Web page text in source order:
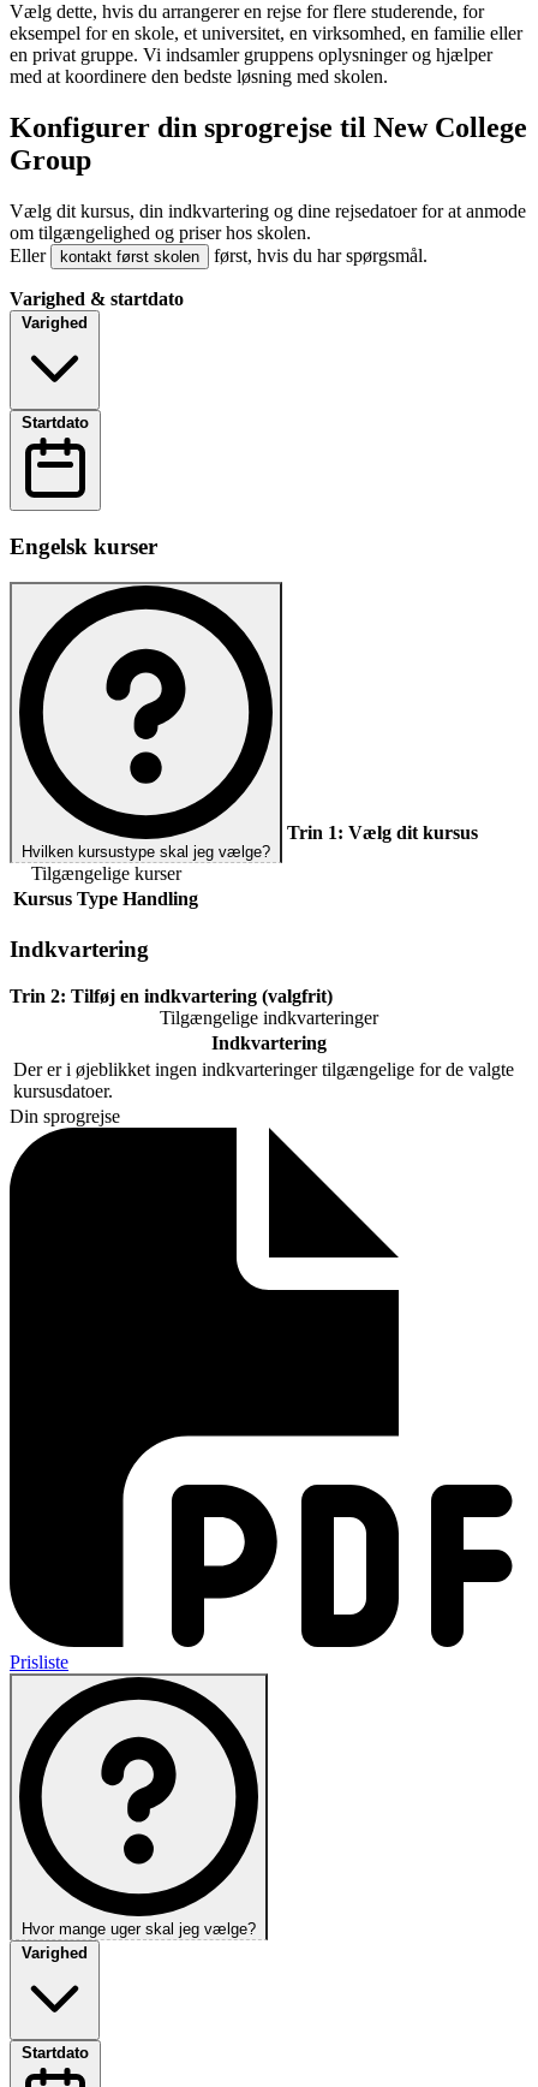
Vælg dette, hvis du arrangerer en rejse for flere studerende, for
eksempel for en skole, et universitet, en virksomhed, en familie eller
en privat gruppe. Vi indsamler gruppens oplysninger og hjælper
med at koordinere den bedste løsning med skolen.
Konfigurer din sprogrejse til New College
Group
Vælg dit kursus, din indkvartering og dine rejsedatoer for at anmode
om tilgængelighed og priser hos skolen.
Eller
kontakt først skolen først, hvis du har spørgsmål.
Varighed & startdato
Varighed
Startdato
Engelsk kurser
Hvilken kursustype skal jeg vælge?
Trin 1: Vælg dit kursus
Tilgængelige kurser
Kursus Type Handling
Indkvartering
Trin 2: Tilføj en indkvartering (valgfrit)
Tilgængelige indkvarteringer
Indkvartering
Der er i øjeblikket ingen indkvarteringer tilgængelige for de valgte
kursusdatoer.
Din sprogrejse
Prisliste
Hvor mange uger skal jeg vælge?
Varighed
Startdato